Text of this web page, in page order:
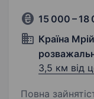
15 000 – 18
Країна
3,5 км від
Повна